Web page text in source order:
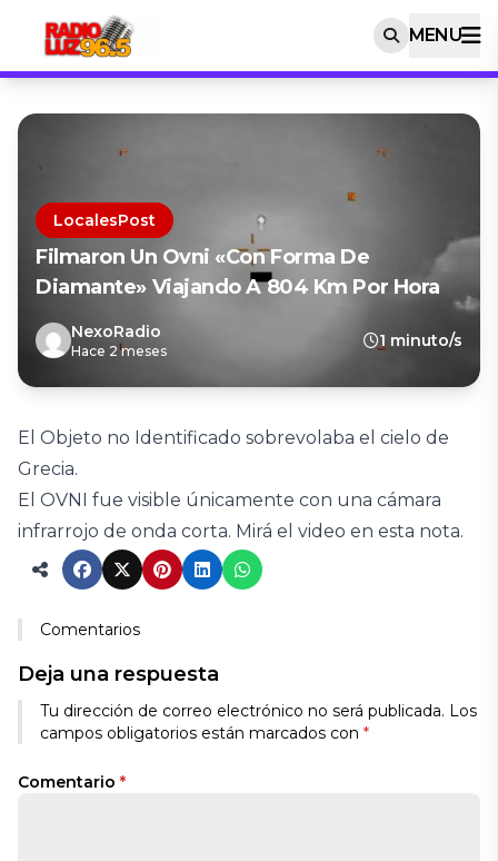
MENU
LocalesPost
Filmaron Un Ovni «con Forma De
Diamante» Viajando A 804 Km Por Hora
NexoRadio
Hace 2 meses
1 minuto/s
El Objeto no Identificado sobrevolaba el cielo de
Grecia.
El OVNI fue visible únicamente con una cámara
infrarrojo de onda corta. Mirá el video en esta nota.
Comentarios
Deja una respuesta
Tu dirección de correo electrónico no será publicada. Los
campos obligatorios están marcados con *
Comentario *